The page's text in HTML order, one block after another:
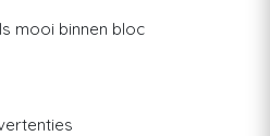
mooi binnen bloc